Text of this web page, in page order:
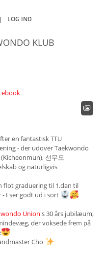
| LOG IND
KLUB
en fantastisk TTU
- der udover Taekwondo
선무도
og naturligvis
flot graduering til 1.dan til
- I ser godt ud i sort
Union's 30 års jubilæum,
der voksede frem på
Cho